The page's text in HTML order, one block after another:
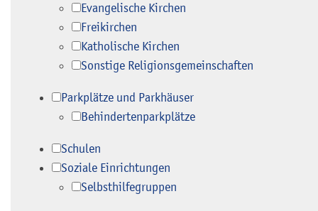
Evangelische Kirchen
Freikirchen
Katholische Kirchen
Sonstige Religionsgemeinschaften
Parkplätze und Parkhäuser
Behindertenparkplätze
Schulen
Soziale Einrichtungen
Selbsthilfegruppen